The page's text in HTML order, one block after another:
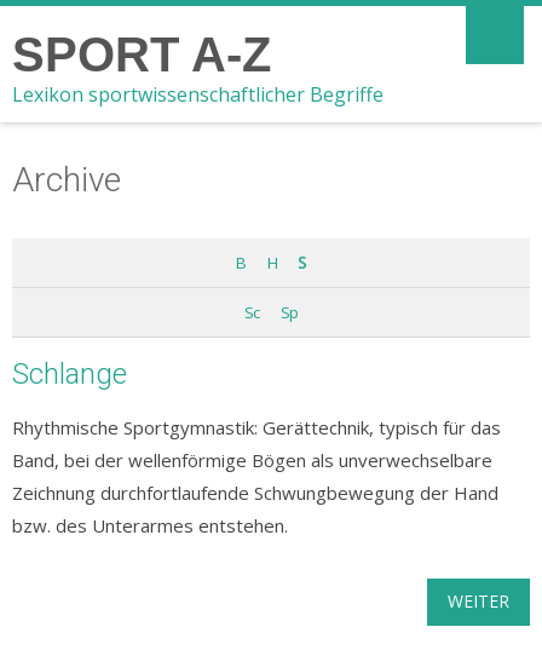
SPORT A-Z
Lexikon sportwissenschaftlicher Begriffe
Archive
B H S
Sc Sp
Schlange
Rhythmische Sportgymnastik: Gerättechnik, typisch für das
Band, bei der wellenförmige Bögen als unverwechselbare
Zeichnung durchfortlaufende Schwungbewegung der Hand
bzw. des Unterarmes entstehen.
WEITER